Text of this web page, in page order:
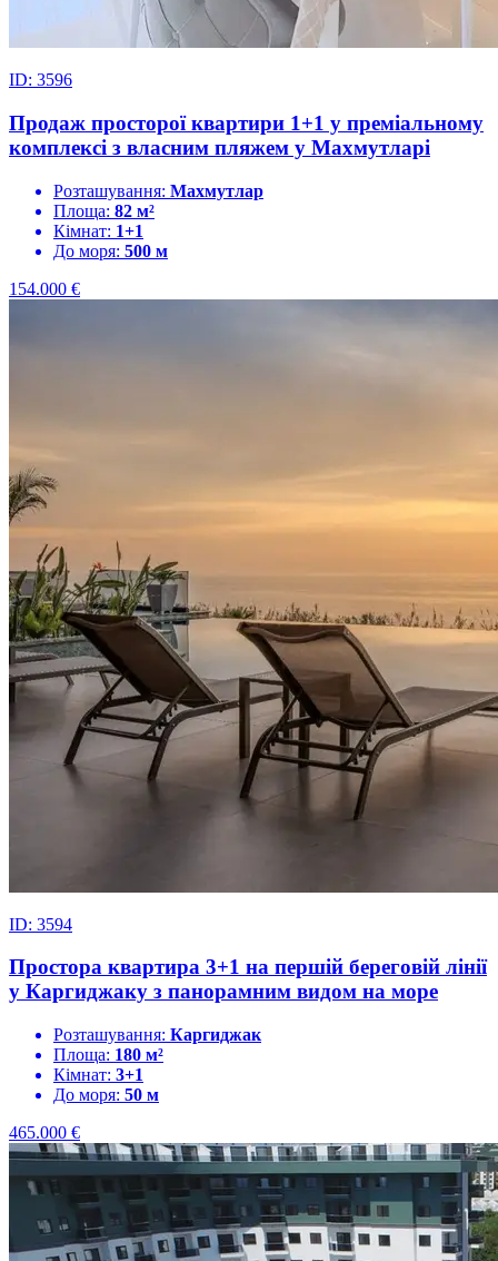
ID: 3596
Продаж просторої квартири 1+1 у преміальному
комплексі з власним пляжем у Махмутларі
Розташування: Махмутлар
Площа: 82 м²
Кімнат: 1+1
До моря: 500 м
154.000 €
ID: 3594
Простора квартира 3+1 на першій береговій лінії
у Каргиджаку з панорамним видом на море
Розташування: Каргиджак
Площа: 180 м²
Кімнат: 3+1
До моря: 50 м
465.000 €